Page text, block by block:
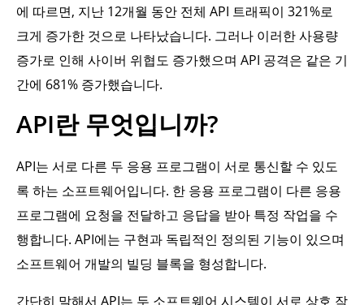
에 따르면, 지난 12개월 동안 전체 API 트래픽이 321%로
크게 증가한 것으로 나타났습니다. 그러나 이러한 사용량
증가로 인해 사이버 위협도 증가했으며 API 공격은 같은 기
간에 681% 증가했습니다.
API란 무엇입니까?
API는 서로 다른 두 응용 프로그램이 서로 통신할 수 있도
록 하는 소프트웨어입니다. 한 응용 프로그램이 다른 응용
프로그램에 요청을 전달하고 응답을 받아 특정 작업을 수
행합니다. API에는 구현과 독립적인 정의된 기능이 있으며
소프트웨어 개발의 빌딩 블록을 형성합니다.
간단히 말해서 API는 두 소프트웨어 시스템이 서로 상호 작